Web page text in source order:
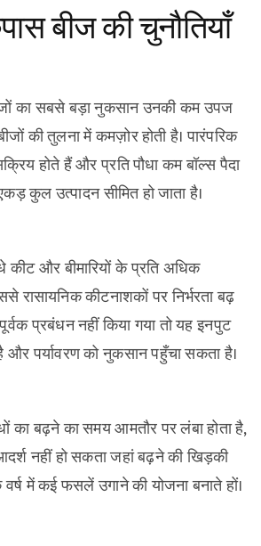
बीज की चुनौतियाँ
का सबसे बड़ा नुकसान उनकी कम उपज
की तुलना में कमज़ोर होती है। पारंपरिक
होते हैं और प्रति पौधा कम बॉल्स पैदा
कुल उत्पादन सीमित हो जाता है।
कीट और बीमारियों के प्रति अधिक
रासायनिक कीटनाशकों पर निर्भरता बढ़
प्रबंधन नहीं किया गया तो यह इनपुट
पर्यावरण को नुकसान पहुँचा सकता है।
का बढ़ने का समय आमतौर पर लंबा होता है,
नहीं हो सकता जहां बढ़ने की खिड़की
वर्ष में कई फसलें उगाने की योजना बनाते हों।